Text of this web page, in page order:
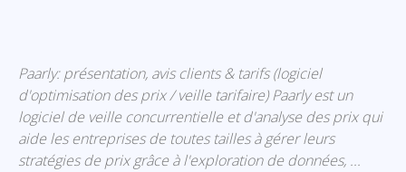
Paarly: présentation, avis clients & tarifs (logiciel
d'optimisation des prix / veille tarifaire) Paarly est un
logiciel de veille concurrentielle et d'analyse des prix qui
aide les entreprises de toutes tailles à gérer leurs
stratégies de prix grâce à l'exploration de données, ...